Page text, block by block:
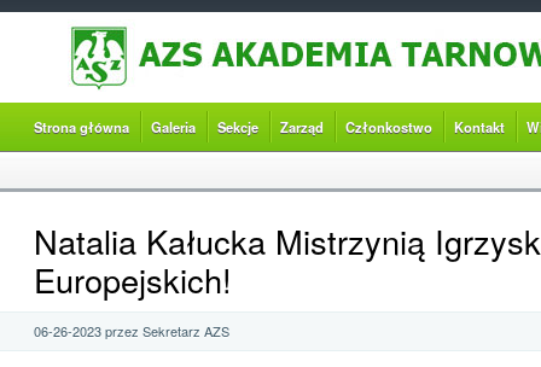
Strona główna Galeria Sekcje Zarząd Członkostwo Kontakt
Natalia Kałucka Mistrzynią Igrzysk
Europejskich!
06-26-2023 przez Sekretarz AZS